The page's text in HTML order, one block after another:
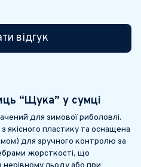
відгук
“Щука” у сумці
для зимової риболовлі.
якісного пластику та оснащена
для зручного контролю за
жорсткості, що